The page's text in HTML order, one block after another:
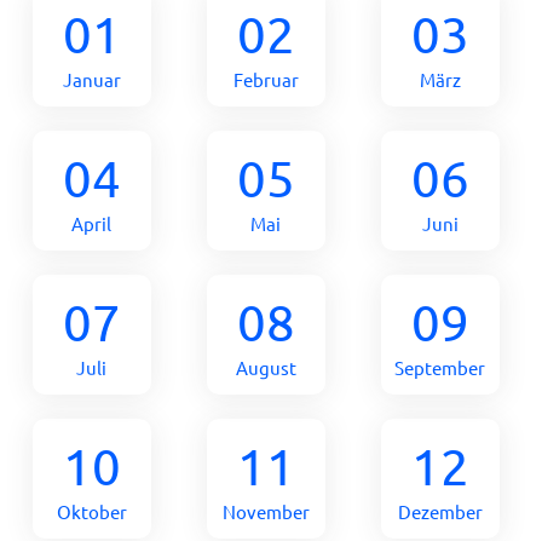
01
Januar
02
Februar
03
März
04
April
05
Mai
06
Juni
07
Juli
08
August
09
September
10
Oktober
11
November
12
Dezember